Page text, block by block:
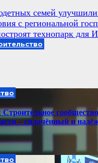
семей
с региональной
технопарк для
сообщество
– сплочённый и